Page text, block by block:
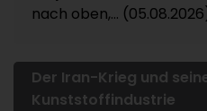
nach oben,...
Der Iran-Krieg und
Kunststoffindustrie